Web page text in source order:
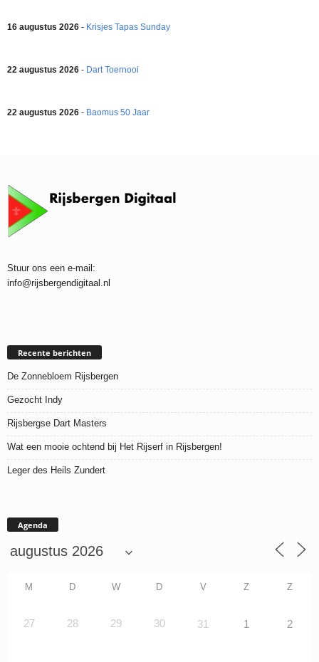
16 augustus 2026 - Krisjes Tapas Sunday
22 augustus 2026 - Dart Toernooi
22 augustus 2026 - Baomus 50 Jaar
Stuur ons een e-mail:
info@rijsbergendigitaal.nl
Recente berichten
De Zonnebloem Rijsbergen
Gezocht Indy
Rijsbergse Dart Masters
Wat een mooie ochtend bij Het Rijserf in Rijsbergen!
Leger des Heils Zundert
Agenda
M D W D V Z Z
27 28 29 30 31 1 2